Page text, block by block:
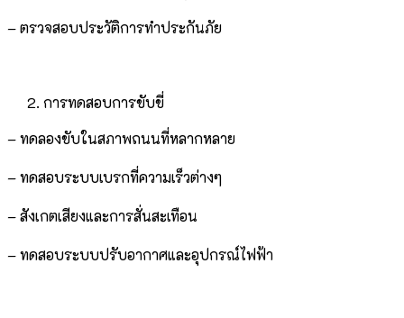
– ตรวจสอบประวัติการทำประกันภัย
การทดสอบการขับขี่
– ทดลองขับในสภาพถนนที่หลากหลาย
– ทดสอบระบบเบรกที่ความเร็วต่างๆ
– สังเกตเสียงและการสั่นสะเทือน
– ทดสอบระบบปรับอากาศและอุปกรณ์ไฟฟ้า